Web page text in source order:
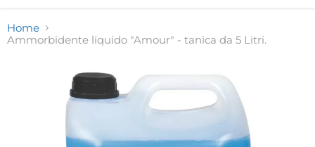
Home
Ammorbidente liquido "Amour" - tanica da 5 Litri.